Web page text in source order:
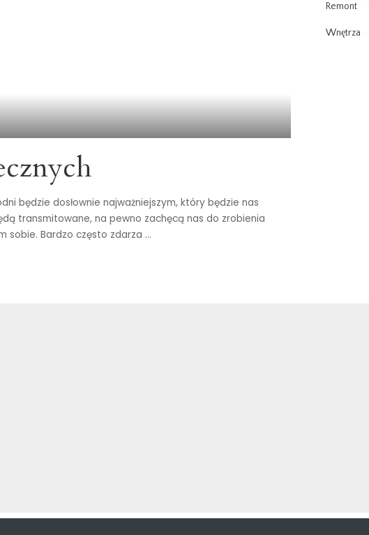
będzie dosłownie najważniejszym, który będzie nas
transmitowane, na pewno zachęcą nas do zrobienia
sobie. Bardzo często zdarza ...
Remont
Wnętrza